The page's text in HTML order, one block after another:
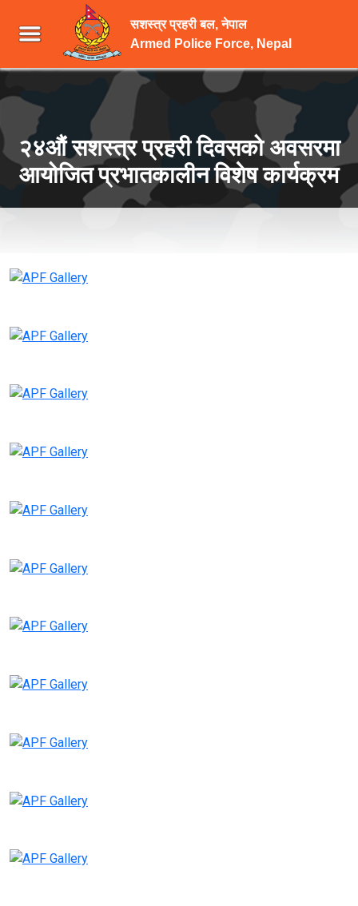
सशस्त्र प्रहरी बल, नेपाल
Armed Police Force, Nepal
२४औं सशस्त्र प्रहरी दिवसको अवसरमा
आयोजित प्रभातकालीन विशेष कार्यक्रम